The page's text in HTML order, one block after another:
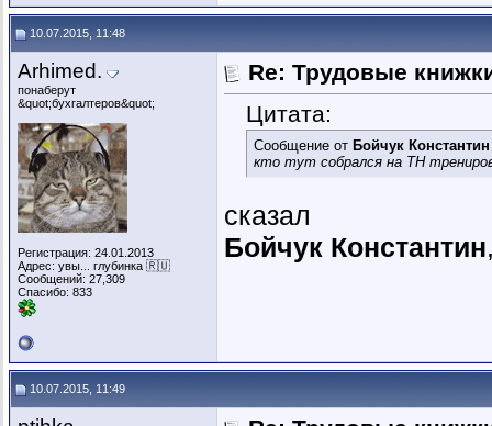
10.07.2015, 11:48
Arhimed.
понаберут
&quot;бухгалтеров&quot;
Регистрация: 24.01.2013
Адрес: увы... глубинка 🇷🇺
Сообщений: 27,309
Спасибо: 833
Re: Трудовые
Цитата:
Сообщение от Бойчук Константин
кто тут собрался на ТН
сказал
Бойчук Константин
10.07.2015, 11:49